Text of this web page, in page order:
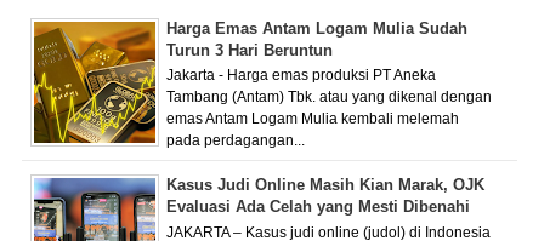
Harga Emas Antam Logam Mulia Sudah
Turun 3 Hari Beruntun
Jakarta - Harga emas produksi PT Aneka
Tambang (Antam) Tbk. atau yang dikenal dengan
emas Antam Logam Mulia kembali melemah
pada perdagangan...
Kasus Judi Online Masih Kian Marak, OJK
Evaluasi Ada Celah yang Mesti Dibenahi
JAKARTA – Kasus judi online (judol) di Indonesia